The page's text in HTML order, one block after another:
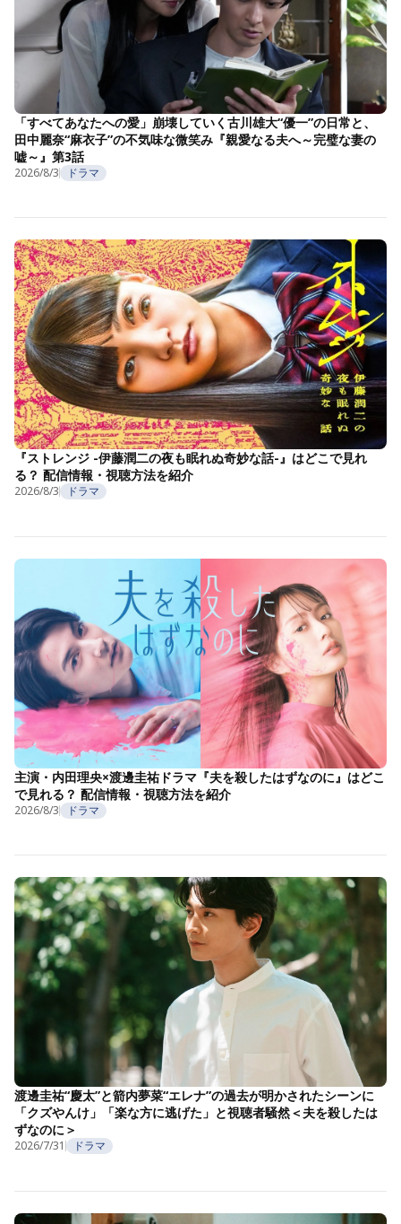
「すべてあなたへの愛」崩壊していく古川雄大“優一”の日常と、
田中麗奈“麻衣子”の不気味な微笑み『親愛なる夫へ～完璧な妻の
嘘～』第3話
2026/8/3 ドラマ
『ストレンジ -伊藤潤二の夜も眠れぬ奇妙な話-』はどこで見れ
る？ 配信情報・視聴方法を紹介
2026/8/3 ドラマ
主演・内田理央×渡邊圭祐ドラマ『夫を殺したはずなのに』はどこ
で見れる？ 配信情報・視聴方法を紹介
2026/8/3 ドラマ
渡邊圭祐“慶太”と箭内夢菜“エレナ”の過去が明かされたシーンに
「クズやんけ」「楽な方に逃げた」と視聴者騒然＜夫を殺したは
ずなのに＞
2026/7/31 ドラマ